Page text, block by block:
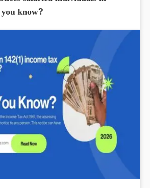
know?